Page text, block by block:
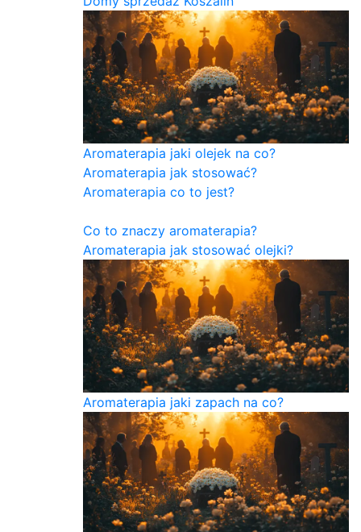
Aromaterapia jaki olejek na co?
Aromaterapia jak stosować?
Aromaterapia co to jest?
Co to znaczy aromaterapia?
Aromaterapia jak stosować olejki?
Aromaterapia jaki zapach na co?